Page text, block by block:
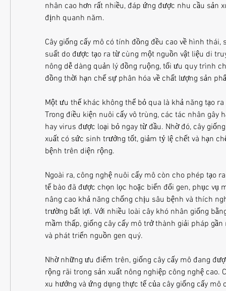
nhân cao hơn rất nhiều, đáp ứng được nhu cầu sản
định quanh năm.
Cây giống cấy mô có tính đồng đều cao về hình thái,
suất do được tạo ra từ cùng một nguồn vật liệu di
nông dễ dàng quản lý đồng ruộng, tối ưu quy trình
đồng thời hạn chế sự phân hóa về chất lượng sản
Một ưu thế khác không thể bỏ qua là khả năng tạo
Trong điều kiện nuôi cấy vô trùng, các tác nhân gây
hay virus được loại bỏ ngay từ đầu. Nhờ đó, cây
xuất có sức sinh trưởng tốt, giảm tỷ lệ chết và hạn
bệnh trên diện rộng.
Ngoài ra, công nghệ nuôi cấy mô còn cho phép tạo
tế bào đã được chọn lọc hoặc biến đổi gen, phục vụ
nâng cao khả năng chống chịu sâu bệnh và thích
trường bất lợi. Với nhiều loài cây khó nhân giống
mầm thấp, giống cây cấy mô trở thành giải pháp
và phát triển nguồn gen quý.
Nhờ những ưu điểm trên, giống cây cấy mô đang
rộng rãi trong sản xuất nông nghiệp công nghệ cao.
xu hướng và ứng dụng thực tế của cây giống cấy mô